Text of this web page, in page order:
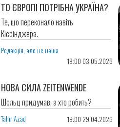
ТО ЄВРОПІ ПОТРІБНА УКРАЇНА?
Те, що переконало навіть
Кіссінджера.
Редакція, але не наша
18:00 03.05.2026
НОВА СИЛА ZEITENWENDE
Шольц придумав, а хто робить?
Tahir Azad 18:00 29.04.2026